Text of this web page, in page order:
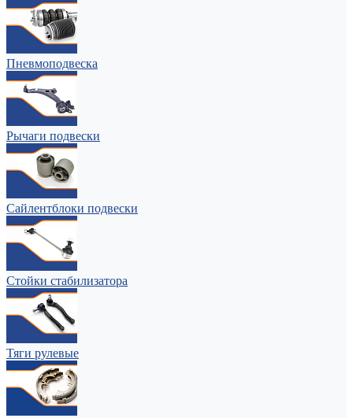
Пневмоподвеска
Рычаги подвески
Сайлентблоки подвески
Стойки стабилизатора
Тяги рулевые